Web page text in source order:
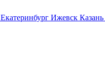
Екатеринбург Ижевск Казань